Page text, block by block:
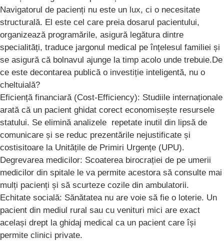
​Navigatorul de pacienți nu este un lux, ci o necesitate
structurală. El este cel care preia dosarul pacientului,
organizează programările, asigură legătura dintre
specialități, traduce jargonul medical pe înțelesul familiei și
se asigură că bolnavul ajunge la timp acolo unde trebuie.De
ce este decontarea publică o investiție inteligentă, nu o
cheltuială?
​Eficiență financiară (Cost-Efficiency): Studiile internaționale
arată că un pacient ghidat corect economisește resursele
statului. Se elimină analizele repetate inutil din lipsă de
comunicare și se reduc prezentările nejustificate și
costisitoare la Unitățile de Primiri Urgențe (UPU).
​Degrevarea medicilor: Scoaterea birocrației de pe umerii
medicilor din spitale le va permite acestora să consulte mai
mulți pacienți și să scurteze cozile din ambulatorii.
​Echitate socială: Sănătatea nu are voie să fie o loterie. Un
pacient din mediul rural sau cu venituri mici are exact
același drept la ghidaj medical ca un pacient care își
permite clinici private.